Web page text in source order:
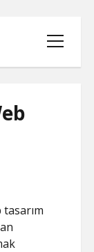
menüyü
aç